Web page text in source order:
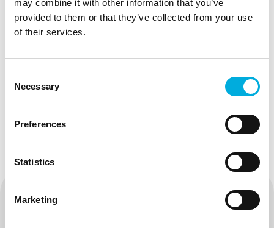
may combine it with other information that you’ve
provided to them or that they’ve collected from your use
of their services.
Selection
Necessary
Preferences
Statistics
Marketing
primis in faucibus orci luctus et ultrices posuere
cubilia curae; Etiam malesuada ante ut erat
id dignissim. Pellentesque habitant morbi
ac turpis egestas.
Neem contact met ons op